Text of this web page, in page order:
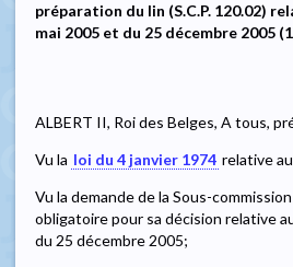
préparation du lin (S.C.P. 120.02)
mai 2005 et du 25 décembre 2005
ALBERT II, Roi des Belges, A tous,
Vu la loi du 4 janvier 1974 relative
Vu la demande de la Sous-
obligatoire pour sa décision relative
du 25 décembre 2005;